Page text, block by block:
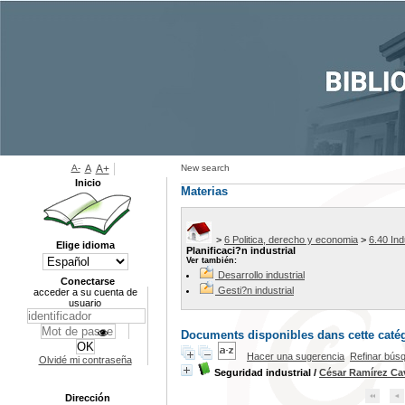
New search
Materias
> 6 Politica, derecho y economia > 6.40
Planificaci?n industrial
Ver también:
Desarrollo industrial
Gesti?n industrial
Documents disponibles dans cette
Hacer una sugerencia Refinar
Seguridad industrial / César Ramírez
A- A A+
Inicio
Elige idioma
Conectarse
acceder a su cuenta de
usuario
Olvidé mi contraseña
Dirección